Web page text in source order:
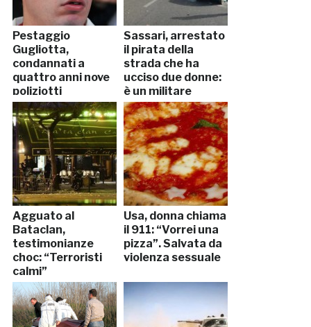
Pestaggio
Gugliotta,
condannati a
quattro anni nove
poliziotti
Sassari, arrestato
il pirata della
strada che ha
ucciso due donne:
è un militare
Agguato al
Bataclan,
testimonianze
choc: “Terroristi
calmi”
Usa, donna chiama
il 911: “Vorrei una
pizza”. Salvata da
violenza sessuale